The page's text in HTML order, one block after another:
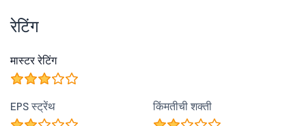
रेटिंग
मास्टर रेटिंग
EPS स्ट्रेंथ किंमतीची शक्ती